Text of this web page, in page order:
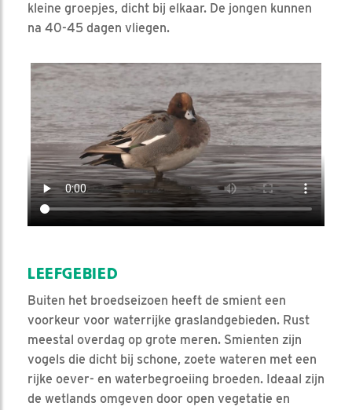
kleine groepjes, dicht bij elkaar. De jongen kunnen
na 40-45 dagen vliegen.
Video in nieuw venster openen
LEEFGEBIED
Buiten het broedseizoen heeft de smient een
voorkeur voor waterrijke graslandgebieden. Rust
meestal overdag op grote meren. Smienten zijn
vogels die dicht bij schone, zoete wateren met een
rijke oever- en waterbegroeiing broeden. Ideaal zijn
de wetlands omgeven door open vegetatie en